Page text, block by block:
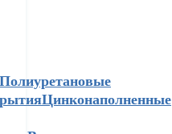
Полиуретановые
Цинконаполненные